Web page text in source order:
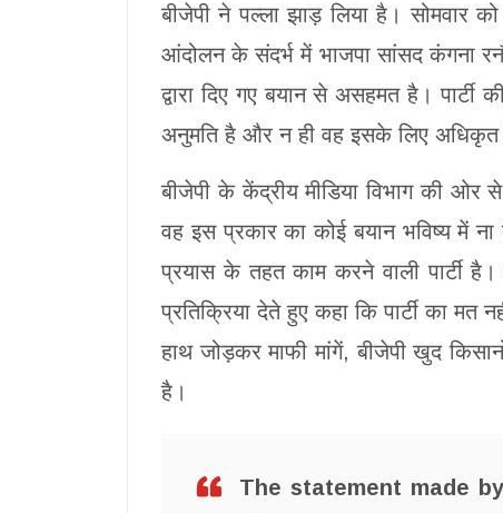
बीजेपी ने पल्ला झाड़ लिया है। सोमवार
आंदोलन के संदर्भ में भाजपा सांसद कंगना
द्वारा दिए गए बयान से असहमत है। पार्टी
अनुमति है और न ही वह इसके लिए अधिकृत
बीजेपी के केंद्रीय मीडिया विभाग की ओर
वह इस प्रकार का कोई बयान भविष्य में
प्रयास के तहत काम करने वाली पार्टी
प्रतिक्रिया देते हुए कहा कि पार्टी का मत
हाथ जोड़कर माफी मांगें, बीजेपी खुद
है।
The statement made